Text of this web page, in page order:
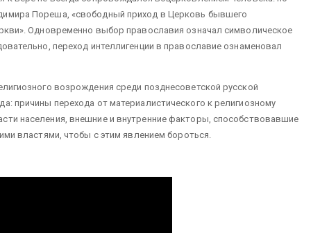
Пореша, «свободный приход в Церковь бывшего
Одновременно выбор православия означал символическое
переход интеллигенции в православие ознаменовал
возрождения среди позднесоветской русской
причины перехода от материалистического к религиозному
населения, внешние и внутренние факторы, способствовавшие
властями, чтобы с этим явлением бороться.